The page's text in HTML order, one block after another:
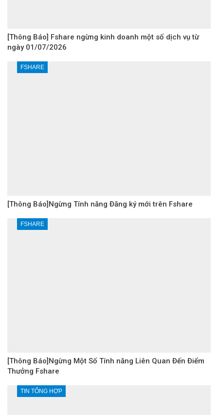
[Thông Báo] Fshare ngừng kinh doanh một số dịch vụ từ
ngày 01/07/2026
FSHARE
[Thông Báo]Ngừng Tính năng Đăng ký mới trên Fshare
FSHARE
[Thông Báo]Ngừng Một Số Tính năng Liên Quan Đến Điểm
Thưởng Fshare
TIN TỔNG HỢP